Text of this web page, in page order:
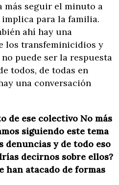
más seguir el minuto a
para la familia.
ahí hay una
los transfeminicidios y
puede ser la respuesta
todos, de todas en
una conversación
de ese colectivo No más
siguiendo este tema
denuncias y de todo eso
decirnos sobre ellos?
han atacado de formas